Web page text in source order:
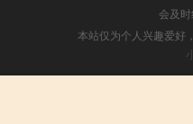
会及
本站仅为个人兴趣爱好